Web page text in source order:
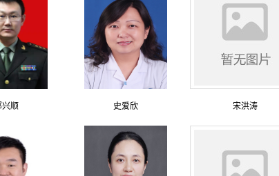
兴顺 史爱欣 宋洪涛